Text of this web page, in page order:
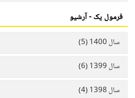
فرمول یک - آرشیو
سال 1400 (5)
سال 1399 (6)
سال 1398 (4)